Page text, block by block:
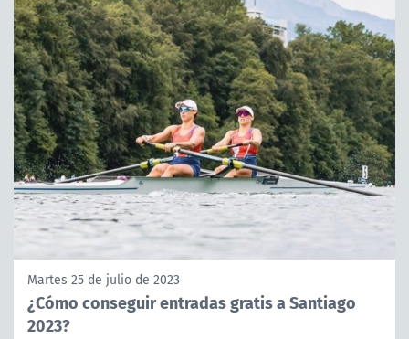
Martes 25 de julio de 2023
¿Cómo conseguir entradas gratis a Santiago
2023?